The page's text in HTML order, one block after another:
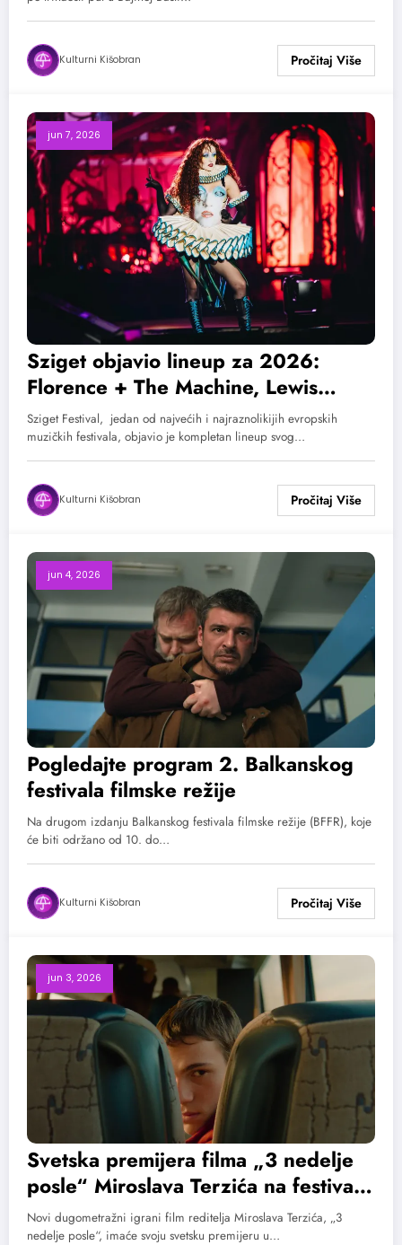
Kulturni Kišobran
jun 7, 2026
Sziget objavio lineup za 2026:
Florence + The Machine, Lewis
Capaldi, Baby Lasagna…
Sziget Festival, jedan od najvećih i najraznolikijih evropskih
muzičkih festivala, objavio je kompletan lineup svog…
Kulturni Kišobran
jun 4, 2026
Pogledajte program 2. Balkanskog
festivala filmske režije
Na drugom izdanju Balkanskog festivala filmske režije (BFFR), koje
će biti održano od 10. do…
Kulturni Kišobran
jun 3, 2026
Svetska premijera filma „3 nedelje
posle“ Miroslava Terzića na festivalu
u Karlovim Varima
Novi dugometražni igrani film reditelja Miroslava Terzića, „3
nedelje posle“, imaće svoju svetsku premijeru u…